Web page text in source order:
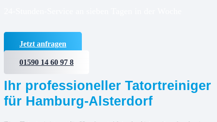
Jetzt anfragen
01590 14 60 97 8
Ihr professioneller Tatortreiniger
für Hamburg-Alsterdorf